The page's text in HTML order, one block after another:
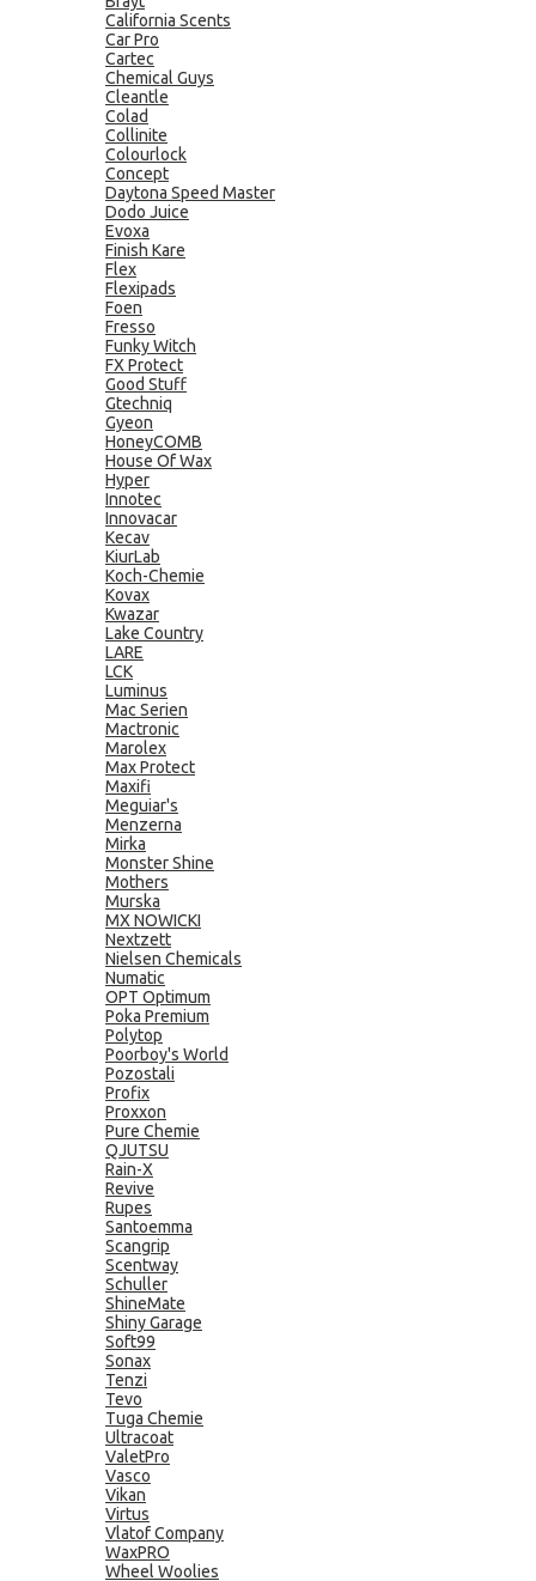
California Scents
Car Pro
Cartec
Chemical Guys
Cleantle
Colad
Collinite
Colourlock
Concept
Daytona Speed Master
Dodo Juice
Evoxa
Finish Kare
Flex
Flexipads
Foen
Fresso
Funky Witch
FX Protect
Good Stuff
Gtechniq
Gyeon
HoneyCOMB
House Of Wax
Hyper
Innotec
Innovacar
Kecav
KiurLab
Koch-Chemie
Kovax
Kwazar
Lake Country
LARE
LCK
Luminus
Mac Serien
Mactronic
Marolex
Max Protect
Maxifi
Meguiar's
Menzerna
Mirka
Monster Shine
Mothers
Murska
MX NOWICKI
Nextzett
Nielsen Chemicals
Numatic
OPT Optimum
Poka Premium
Polytop
Poorboy's World
Pozostali
Profix
Proxxon
Pure Chemie
QJUTSU
Rain-X
Revive
Rupes
Santoemma
Scangrip
Scentway
Schuller
ShineMate
Shiny Garage
Soft99
Sonax
Tenzi
Tevo
Tuga Chemie
Ultracoat
ValetPro
Vasco
Vikan
Virtus
Vlatof Company
WaxPRO
Wheel Woolies